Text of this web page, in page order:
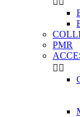
PMR
 